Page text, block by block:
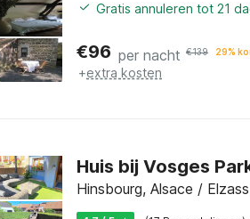
Gratis annuleren tot 21
€96 per nacht €139 29%
+extra kosten
Huis bij Vosges
Hinsbourg, Alsace /